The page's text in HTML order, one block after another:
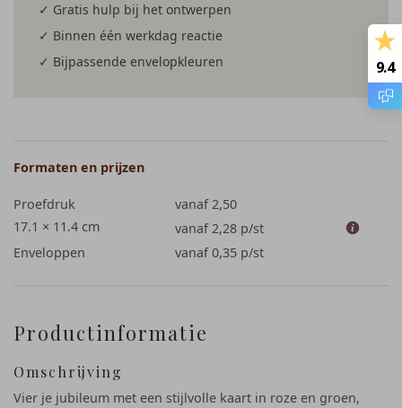
✓ Gratis hulp bij het ontwerpen
✓ Binnen één werkdag reactie
✓ Bijpassende envelopkleuren
Formaten en prijzen
Proefdruk
vanaf 2,50
17.1 × 11.4 cm
vanaf 2,28 p/st
Enveloppen
vanaf 0,35 p/st
Productinformatie
Omschrijving
Vier je jubileum met een stijlvolle kaart in roze en groen,
9.4